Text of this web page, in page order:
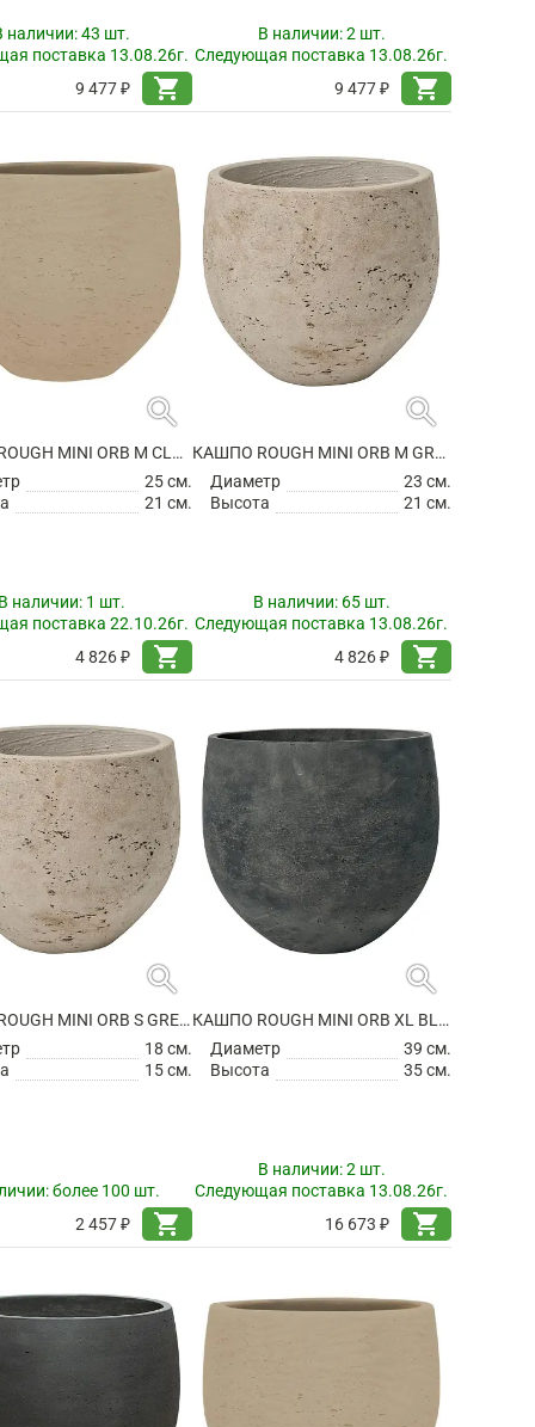
наличии:43 шт.
поставка 13.08.26г.
9 477 ₽
shopping_cart
В наличии:2 шт.
Следующая поставка 13.08.26г.
9 477 ₽
shopping_cart
search
КАШПО ROUGH MINI ORB M CLAY WASHED
25 см.
21 см.
наличии: 1 шт.
поставка 22.10.26г.
4 826 ₽
shopping_cart
search
КАШПО ROUGH MINI ORB M GREY WASHED
Диаметр
23 см.
Высота
21 см.
В наличии: 65 шт.
Следующая поставка 13.08.26г.
4 826 ₽
shopping_cart
search
КАШПО ROUGH MINI ORB S GREY WASHED
18 см.
15 см.
более 100 шт.
2 457 ₽
shopping_cart
search
КАШПО ROUGH MINI ORB XL BLACK WASHED
Диаметр
39 см.
Высота
35 см.
В наличии:2 шт.
Следующая поставка 13.08.26г.
16 673 ₽
shopping_cart